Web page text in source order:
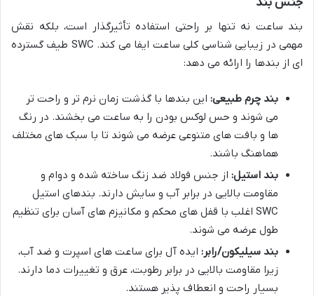
بند ساعت نه تنها بر راحتی استفاده تأثیرگذار است، بلکه نقش
مهمی در زیبایی شناسی کلی ساعت ایفا می کند. SWC طیف گسترده
ای از بندها را ارائه می دهد:
بند چرم طبیعی: این بندها با گذشت زمان نرم تر و راحت تر
می شوند و حس لوکس بودن را به ساعت می بخشند. در رنگ
ها و بافت های متنوعی عرضه می شوند تا با سبک های مختلف
هماهنگ باشند.
بند استیل: از جنس فولاد ضد زنگ ساخته شده و دوام و
مقاومت بالایی در برابر آب و سایش دارند. بندهای استیل
SWC اغلب با قفل های محکم و مکانیزم های آسان برای تنظیم
طول عرضه می شوند.
بند سیلیکون/رابر: ایده آل برای ساعت های اسپرت و ضد آب،
زیرا مقاومت بالایی در برابر رطوبت، عرق و تغییرات دما دارند.
بسیار راحت و انعطاف پذیر هستند.